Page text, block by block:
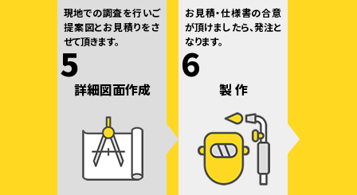
現地での調査を行いご
提案図とお見積りをさ
せて頂きます。
お見積・仕様書の合意
が頂けましたら、発注と
なります。
5
詳細図面作成
6
製 作